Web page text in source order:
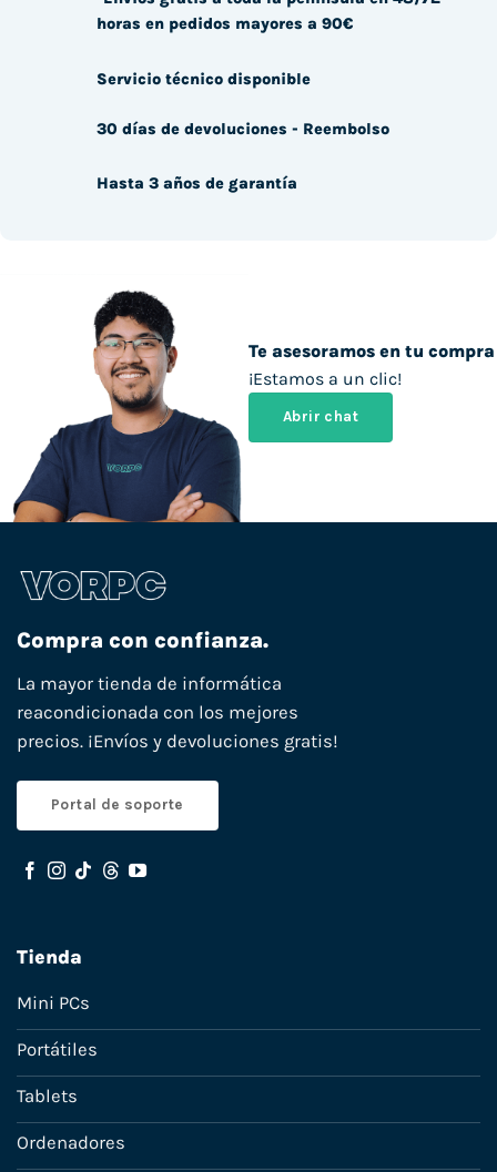
Te asesoramos en tu compra
¡Estamos a un clic!
Abrir chat
horas en pedidos mayores a 90€
Servicio técnico disponible
30 días de devoluciones - Reembolso
Hasta 3 años de garantía
Compra con confianza.
La mayor tienda de informática
reacondicionada con los mejores
precios. ¡Envíos y devoluciones gratis!
Portal de soporte
Tienda
Mini PCs
Portátiles
Tablets
Ordenadores